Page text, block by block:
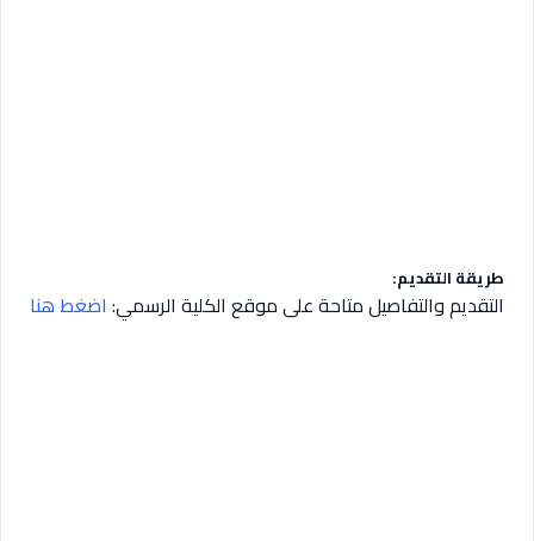
طريقة التقديم:
التقديم والتفاصيل متاحة على موقع الكلية الرسمي: اضغط هنا